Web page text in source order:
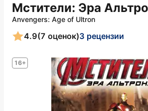
Мстители: Эра
Anvengers: Age of Ultron
16+
4.9(7 оценок)3 рецензии